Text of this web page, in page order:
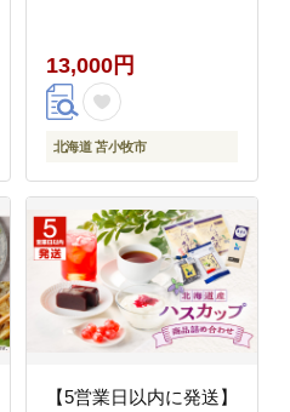
13,000円
北海道 苫小牧市
【5営業日以内に発送】